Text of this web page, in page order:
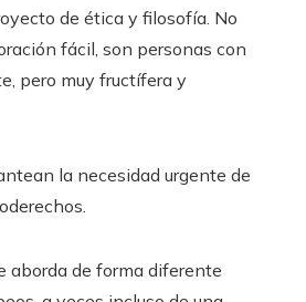
de ética y filosofía. No
fácil, son personas con
pero muy fructífera y
la necesidad urgente de
aborda de forma diferente